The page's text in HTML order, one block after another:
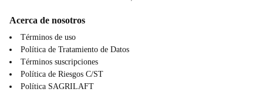
Acerca de nosotros
Términos de uso
Política de Tratamiento de Datos
Términos suscripciones
Política de Riesgos C/ST
Política SAGRILAFT